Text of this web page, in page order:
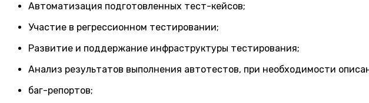
Автоматизация подготовленных тест-кейсов;
Участие в регрессионном тестировании;
Развитие и поддержание инфраструктуры тестирования;
Анализ результатов выполнения автотестов, при необходимости
баг-репортов;